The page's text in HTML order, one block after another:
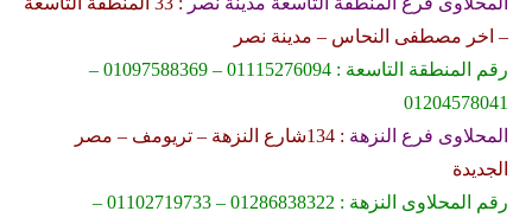
– اخر مصطفى النحاس – مدينة نصر
رقم المنطقة التاسعة : 01115276094 – 01097588369 –
01204578041
المحلاوى فرع النزهة
: 134شارع النزهة – تريومف – مصر
الجديدة
رقم المحلاوى النزهة : 01286838322 – 01102719733 –